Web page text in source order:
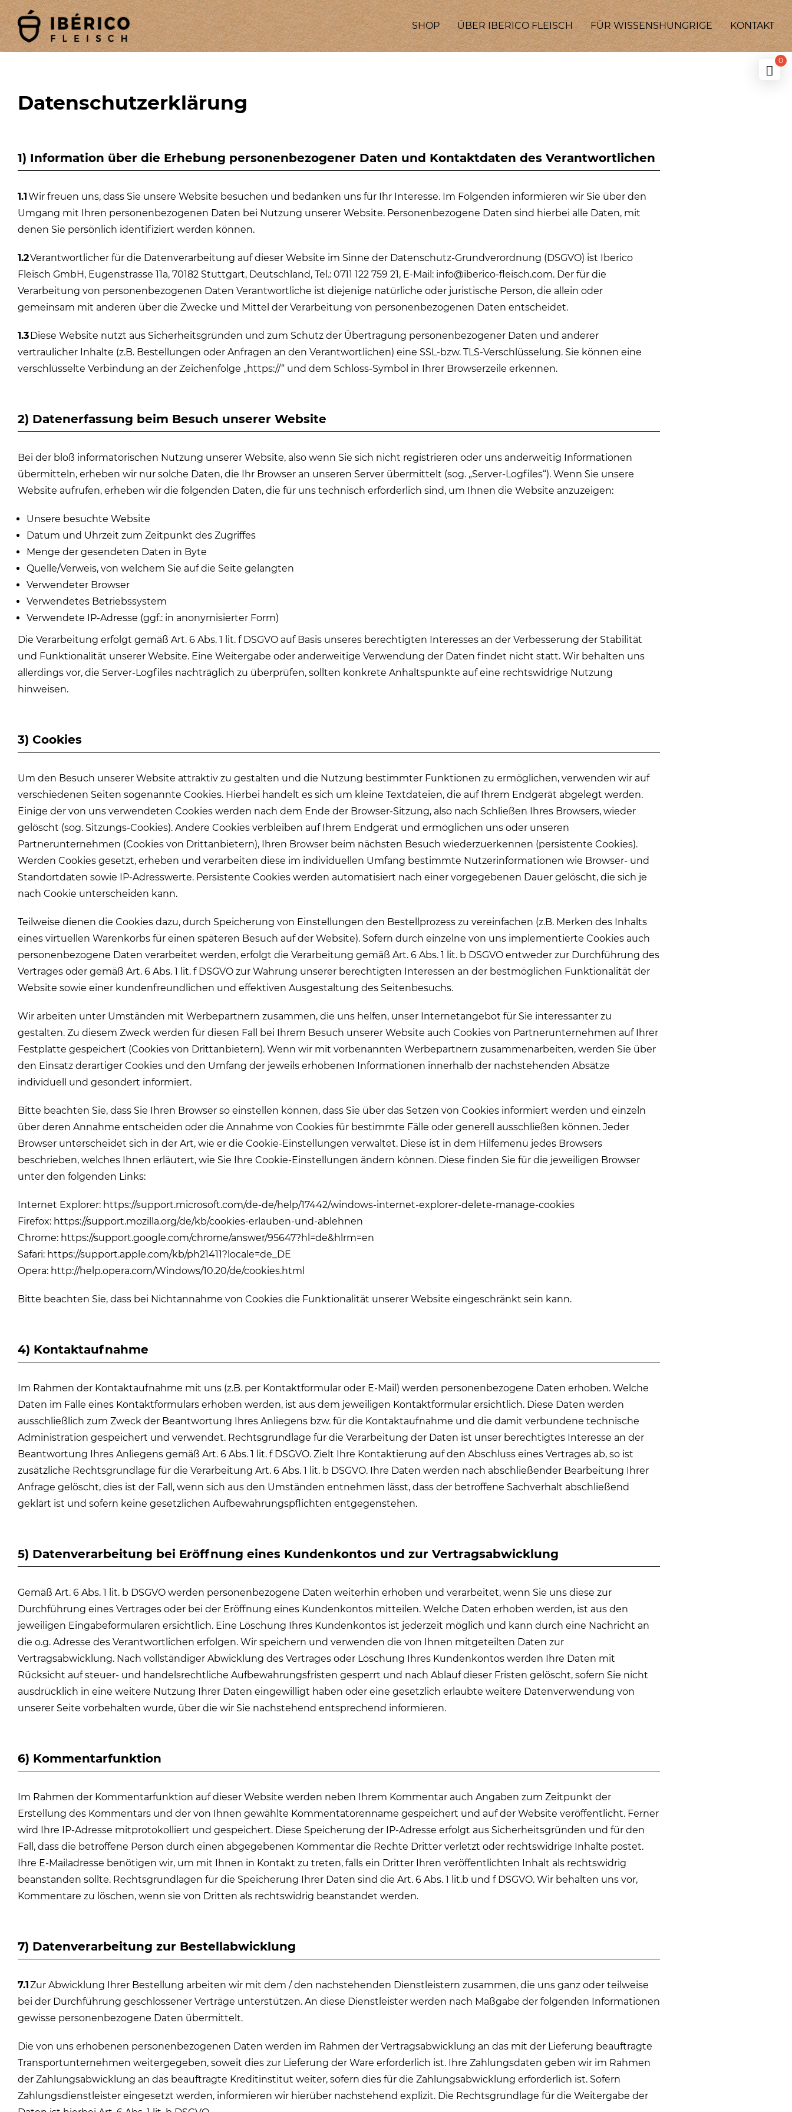
SHOP ÜBER IBERICO FLEISCH FÜR WISSENSHUNGRIGE KONTAKT
Datenschutzerklärung
1) Information über die Erhebung personenbezogener Daten und Kontaktdaten des Verantwortlichen
1.1Wir freuen uns, dass Sie unsere Website besuchen und bedanken uns für Ihr Interesse. Im Folgenden informieren wir Sie über den
Umgang mit Ihren personenbezogenen Daten bei Nutzung unserer Website. Personenbezogene Daten sind hierbei alle Daten, mit
denen Sie persönlich identifiziert werden können.
1.2Verantwortlicher für die Datenverarbeitung auf dieser Website im Sinne der Datenschutz-Grundverordnung (DSGVO) ist Iberico
Fleisch GmbH, Eugenstrasse 11a, 70182 Stuttgart, Deutschland, Tel.: 0711 122 759 21, E-Mail: info@iberico-fleisch.com. Der für die
Verarbeitung von personenbezogenen Daten Verantwortliche ist diejenige natürliche oder juristische Person, die allein oder
gemeinsam mit anderen über die Zwecke und Mittel der Verarbeitung von personenbezogenen Daten entscheidet.
1.3Diese Website nutzt aus Sicherheitsgründen und zum Schutz der Übertragung personenbezogener Daten und anderer
vertraulicher Inhalte (z.B. Bestellungen oder Anfragen an den Verantwortlichen) eine SSL-bzw. TLS-Verschlüsselung. Sie können eine
verschlüsselte Verbindung an der Zeichenfolge „https://“ und dem Schloss-Symbol in Ihrer Browserzeile erkennen.
2) Datenerfassung beim Besuch unserer Website
Bei der bloß informatorischen Nutzung unserer Website, also wenn Sie sich nicht registrieren oder uns anderweitig Informationen
übermitteln, erheben wir nur solche Daten, die Ihr Browser an unseren Server übermittelt (sog. „Server-Logfiles“). Wenn Sie unsere
Website aufrufen, erheben wir die folgenden Daten, die für uns technisch erforderlich sind, um Ihnen die Website anzuzeigen:
Unsere besuchte Website
Datum und Uhrzeit zum Zeitpunkt des Zugriffes
Menge der gesendeten Daten in Byte
Quelle/Verweis, von welchem Sie auf die Seite gelangten
Verwendeter Browser
Verwendetes Betriebssystem
Verwendete IP-Adresse (ggf.: in anonymisierter Form)
Die Verarbeitung erfolgt gemäß Art. 6 Abs. 1 lit. f DSGVO auf Basis unseres berechtigten Interesses an der Verbesserung der Stabilität
und Funktionalität unserer Website. Eine Weitergabe oder anderweitige Verwendung der Daten findet nicht statt. Wir behalten uns
allerdings vor, die Server-Logfiles nachträglich zu überprüfen, sollten konkrete Anhaltspunkte auf eine rechtswidrige Nutzung
hinweisen.
3) Cookies
Um den Besuch unserer Website attraktiv zu gestalten und die Nutzung bestimmter Funktionen zu ermöglichen, verwenden wir auf
verschiedenen Seiten sogenannte Cookies. Hierbei handelt es sich um kleine Textdateien, die auf Ihrem Endgerät abgelegt werden.
Einige der von uns verwendeten Cookies werden nach dem Ende der Browser-Sitzung, also nach Schließen Ihres Browsers, wieder
gelöscht (sog. Sitzungs-Cookies). Andere Cookies verbleiben auf Ihrem Endgerät und ermöglichen uns oder unseren
Partnerunternehmen (Cookies von Drittanbietern), Ihren Browser beim nächsten Besuch wiederzuerkennen (persistente Cookies).
Werden Cookies gesetzt, erheben und verarbeiten diese im individuellen Umfang bestimmte Nutzerinformationen wie Browser- und
Standortdaten sowie IP-Adresswerte. Persistente Cookies werden automatisiert nach einer vorgegebenen Dauer gelöscht, die sich je
nach Cookie unterscheiden kann.
Teilweise dienen die Cookies dazu, durch Speicherung von Einstellungen den Bestellprozess zu vereinfachen (z.B. Merken des Inhalts
eines virtuellen Warenkorbs für einen späteren Besuch auf der Website). Sofern durch einzelne von uns implementierte Cookies auch
personenbezogene Daten verarbeitet werden, erfolgt die Verarbeitung gemäß Art. 6 Abs. 1 lit. b DSGVO entweder zur Durchführung des
Vertrages oder gemäß Art. 6 Abs. 1 lit. f DSGVO zur Wahrung unserer berechtigten Interessen an der bestmöglichen Funktionalität der
Website sowie einer kundenfreundlichen und effektiven Ausgestaltung des Seitenbesuchs.
Wir arbeiten unter Umständen mit Werbepartnern zusammen, die uns helfen, unser Internetangebot für Sie interessanter zu
gestalten. Zu diesem Zweck werden für diesen Fall bei Ihrem Besuch unserer Website auch Cookies von Partnerunternehmen auf Ihrer
Festplatte gespeichert (Cookies von Drittanbietern). Wenn wir mit vorbenannten Werbepartnern zusammenarbeiten, werden Sie über
den Einsatz derartiger Cookies und den Umfang der jeweils erhobenen Informationen innerhalb der nachstehenden Absätze
individuell und gesondert informiert.
Bitte beachten Sie, dass Sie Ihren Browser so einstellen können, dass Sie über das Setzen von Cookies informiert werden und einzeln
über deren Annahme entscheiden oder die Annahme von Cookies für bestimmte Fälle oder generell ausschließen können. Jeder
Browser unterscheidet sich in der Art, wie er die Cookie-Einstellungen verwaltet. Diese ist in dem Hilfemenü jedes Browsers
beschrieben, welches Ihnen erläutert, wie Sie Ihre Cookie-Einstellungen ändern können. Diese finden Sie für die jeweiligen Browser
unter den folgenden Links:
Internet Explorer: https://support.microsoft.com/de-de/help/17442/windows-internet-explorer-delete-manage-cookies
Firefox: https://support.mozilla.org/de/kb/cookies-erlauben-und-ablehnen
Chrome: https://support.google.com/chrome/answer/95647?hl=de&hlrm=en
Safari: https://support.apple.com/kb/ph21411?locale=de_DE
Opera: http://help.opera.com/Windows/10.20/de/cookies.html
Bitte beachten Sie, dass bei Nichtannahme von Cookies die Funktionalität unserer Website eingeschränkt sein kann.
4) Kontaktaufnahme
Im Rahmen der Kontaktaufnahme mit uns (z.B. per Kontaktformular oder E-Mail) werden personenbezogene Daten erhoben. Welche
Daten im Falle eines Kontaktformulars erhoben werden, ist aus dem jeweiligen Kontaktformular ersichtlich. Diese Daten werden
ausschließlich zum Zweck der Beantwortung Ihres Anliegens bzw. für die Kontaktaufnahme und die damit verbundene technische
Administration gespeichert und verwendet. Rechtsgrundlage für die Verarbeitung der Daten ist unser berechtigtes Interesse an der
Beantwortung Ihres Anliegens gemäß Art. 6 Abs. 1 lit. f DSGVO. Zielt Ihre Kontaktierung auf den Abschluss eines Vertrages ab, so ist
zusätzliche Rechtsgrundlage für die Verarbeitung Art. 6 Abs. 1 lit. b DSGVO. Ihre Daten werden nach abschließender Bearbeitung Ihrer
Anfrage gelöscht, dies ist der Fall, wenn sich aus den Umständen entnehmen lässt, dass der betroffene Sachverhalt abschließend
geklärt ist und sofern keine gesetzlichen Aufbewahrungspflichten entgegenstehen.
5) Datenverarbeitung bei Eröffnung eines Kundenkontos und zur Vertragsabwicklung
Gemäß Art. 6 Abs. 1 lit. b DSGVO werden personenbezogene Daten weiterhin erhoben und verarbeitet, wenn Sie uns diese zur
Durchführung eines Vertrages oder bei der Eröffnung eines Kundenkontos mitteilen. Welche Daten erhoben werden, ist aus den
jeweiligen Eingabeformularen ersichtlich. Eine Löschung Ihres Kundenkontos ist jederzeit möglich und kann durch eine Nachricht an
die o.g. Adresse des Verantwortlichen erfolgen. Wir speichern und verwenden die von Ihnen mitgeteilten Daten zur
Vertragsabwicklung. Nach vollständiger Abwicklung des Vertrages oder Löschung Ihres Kundenkontos werden Ihre Daten mit
Rücksicht auf steuer- und handelsrechtliche Aufbewahrungsfristen gesperrt und nach Ablauf dieser Fristen gelöscht, sofern Sie nicht
ausdrücklich in eine weitere Nutzung Ihrer Daten eingewilligt haben oder eine gesetzlich erlaubte weitere Datenverwendung von
unserer Seite vorbehalten wurde, über die wir Sie nachstehend entsprechend informieren.
6) Kommentarfunktion
Im Rahmen der Kommentarfunktion auf dieser Website werden neben Ihrem Kommentar auch Angaben zum Zeitpunkt der
Erstellung des Kommentars und der von Ihnen gewählte Kommentatorenname gespeichert und auf der Website veröffentlicht. Ferner
wird Ihre IP-Adresse mitprotokolliert und gespeichert. Diese Speicherung der IP-Adresse erfolgt aus Sicherheitsgründen und für den
Fall, dass die betroffene Person durch einen abgegebenen Kommentar die Rechte Dritter verletzt oder rechtswidrige Inhalte postet.
Ihre E-Mailadresse benötigen wir, um mit Ihnen in Kontakt zu treten, falls ein Dritter Ihren veröffentlichten Inhalt als rechtswidrig
beanstanden sollte. Rechtsgrundlagen für die Speicherung Ihrer Daten sind die Art. 6 Abs. 1 lit.b und f DSGVO. Wir behalten uns vor,
Kommentare zu löschen, wenn sie von Dritten als rechtswidrig beanstandet werden.
7) Datenverarbeitung zur Bestellabwicklung
7.1Zur Abwicklung Ihrer Bestellung arbeiten wir mit dem / den nachstehenden Dienstleistern zusammen, die uns ganz oder teilweise
bei der Durchführung geschlossener Verträge unterstützen. An diese Dienstleister werden nach Maßgabe der folgenden Informationen
gewisse personenbezogene Daten übermittelt.
Die von uns erhobenen personenbezogenen Daten werden im Rahmen der Vertragsabwicklung an das mit der Lieferung beauftragte
Transportunternehmen weitergegeben, soweit dies zur Lieferung der Ware erforderlich ist. Ihre Zahlungsdaten geben wir im Rahmen
der Zahlungsabwicklung an das beauftragte Kreditinstitut weiter, sofern dies für die Zahlungsabwicklung erforderlich ist. Sofern
Zahlungsdienstleister eingesetzt werden, informieren wir hierüber nachstehend explizit. Die Rechtsgrundlage für die Weitergabe der
0